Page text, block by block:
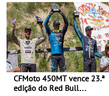
CFMoto 450MT vence 23.ª
edição do Red Bull